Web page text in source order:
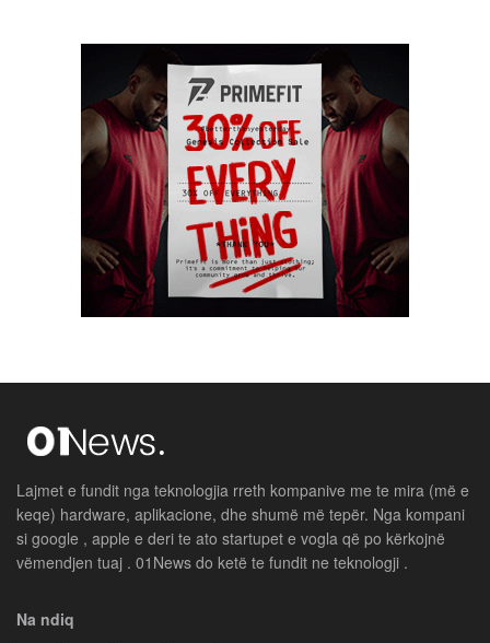
Lajmet e fundit nga teknologjia rreth kompanive me te mira (më e
keqe) hardware, aplikacione, dhe shumë më tepër. Nga kompani
si google , apple e deri te ato startupet e vogla që po kërkojnë
vëmendjen tuaj . 01News do ketë te fundit ne teknologji .
Na ndiq